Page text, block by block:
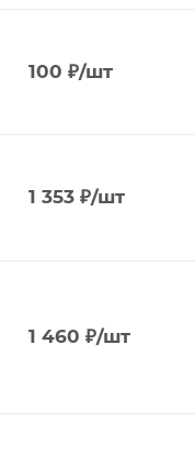
100 ₽/шт
1 353₽/шт
1 460 ₽/шт